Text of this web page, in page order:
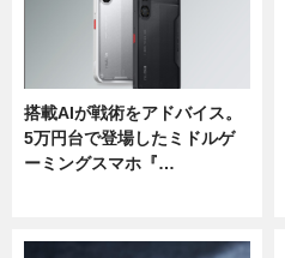
搭載AIが戦術をアドバイス。
5万円台で登場したミドルゲ
ーミングスマホ『…